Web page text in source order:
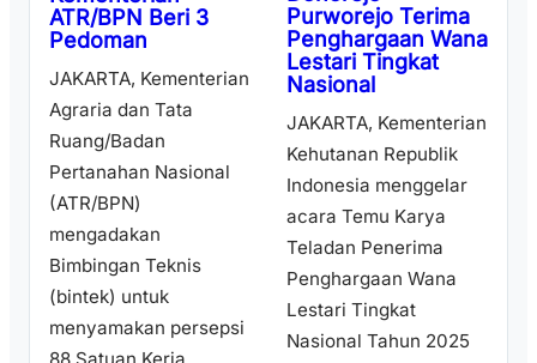
ATR/BPN Beri 3
Pedoman
JAKARTA, Kementerian
Agraria dan Tata
Ruang/Badan
Pertanahan Nasional
(ATR/BPN)
mengadakan
Bimbingan Teknis
(bintek) untuk
menyamakan persepsi
88 Satuan Kerja
Purworejo Terima
Penghargaan Wana
Lestari Tingkat
Nasional
JAKARTA, Kementerian
Kehutanan Republik
Indonesia menggelar
acara Temu Karya
Teladan Penerima
Penghargaan Wana
Lestari Tingkat
Nasional Tahun 2025